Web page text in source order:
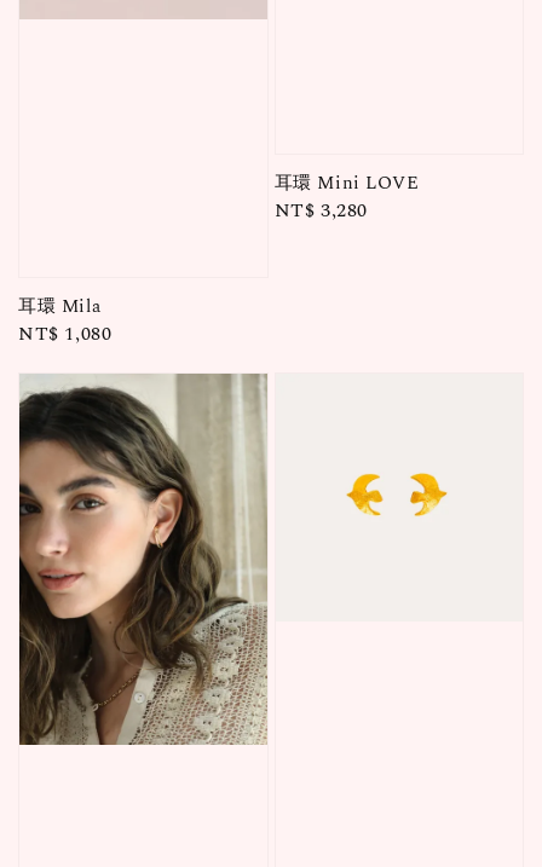
耳環 Mila
Regular
NT$ 1,080
耳環 Mini LOVE
Regular
NT$ 3,280